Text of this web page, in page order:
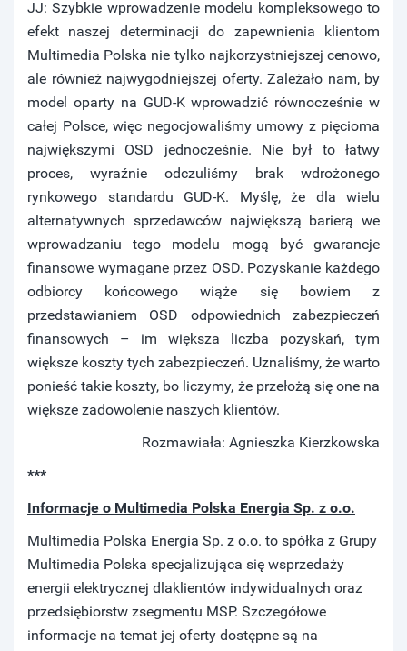
JJ: Szybkie wprowadzenie modelu kompleksowego to
efekt naszej determinacji do zapewnienia klientom
Multimedia Polska nie tylko najkorzystniejszej cenowo,
ale również najwygodniejszej oferty. Zależało nam, by
model oparty na GUD-K wprowadzić równocześnie w
całej Polsce, więc negocjowaliśmy umowy z pięcioma
największymi OSD jednocześnie. Nie był to łatwy
proces, wyraźnie odczuliśmy brak wdrożonego
rynkowego standardu GUD-K. Myślę, że dla wielu
alternatywnych sprzedawców największą barierą we
wprowadzaniu tego modelu mogą być gwarancje
finansowe wymagane przez OSD. Pozyskanie każdego
odbiorcy końcowego wiąże się bowiem z
przedstawianiem OSD odpowiednich zabezpieczeń
finansowych – im większa liczba pozyskań, tym
większe koszty tych zabezpieczeń. Uznaliśmy, że warto
ponieść takie koszty, bo liczymy, że przełożą się one na
większe zadowolenie naszych klientów.
Rozmawiała: Agnieszka Kierzkowska
***
Informacje o Multimedia Polska Energia Sp. z o.o.
Multimedia Polska Energia Sp. z o.o. to spółka z Grupy
Multimedia Polska specjalizująca się wsprzedaży
energii elektrycznej dlaklientów indywidualnych oraz
przedsiębiorstw zsegmentu MSP. Szczegółowe
informacje na temat jej oferty dostępne są na